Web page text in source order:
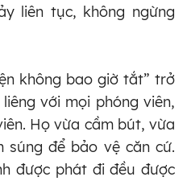
liên tục, không ngừng
không bao giờ tắt” trở
với mọi phóng viên,
Họ vừa cầm bút, vừa
súng để bảo vệ căn cứ.
được phát đi đều được